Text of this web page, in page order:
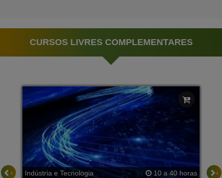
CURSOS LIVRES COMPLEMENTARES
Indústria e Tecnologia 10 a 40 horas
‹ ›